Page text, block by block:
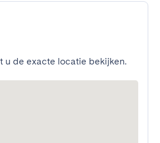
u de exacte locatie bekijken.